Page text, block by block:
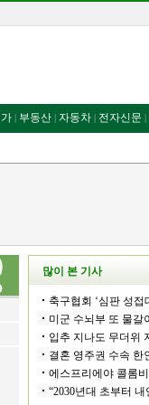
| 부동산 | 자동차 | 전자신문 |